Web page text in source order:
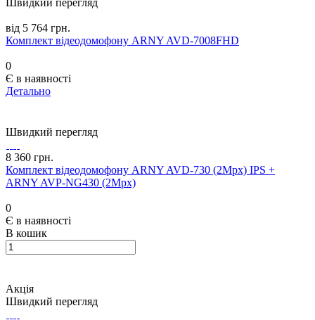
Швидкий перегляд
від 5 764 грн.
Комплект відеодомофону ARNY AVD-7008FHD
0
Є в наявності
Детально
Швидкий перегляд
8 360 грн.
Комплект відеодомофону ARNY AVD-730 (2Mpx) IPS +
ARNY AVP-NG430 (2Mpx)
0
Є в наявності
В кошик
Акція
Швидкий перегляд